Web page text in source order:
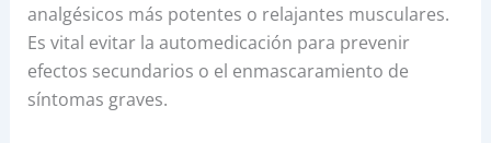
analgésicos más potentes o relajantes musculares.
Es vital evitar la automedicación para prevenir
efectos secundarios o el enmascaramiento de
síntomas graves.